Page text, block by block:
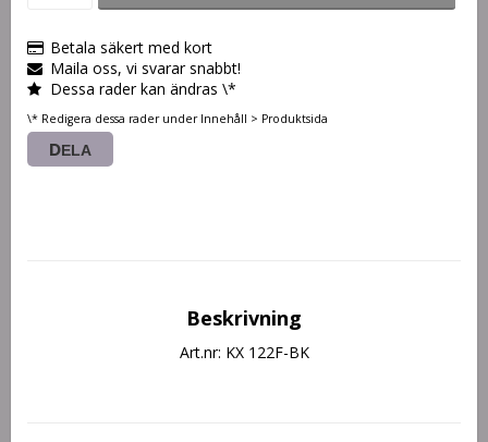
Betala säkert med kort
Maila oss, vi svarar snabbt!
Dessa rader kan ändras \*
\* Redigera dessa rader under Innehåll > Produktsida
DELA
Beskrivning
Art.nr: KX 122F-BK